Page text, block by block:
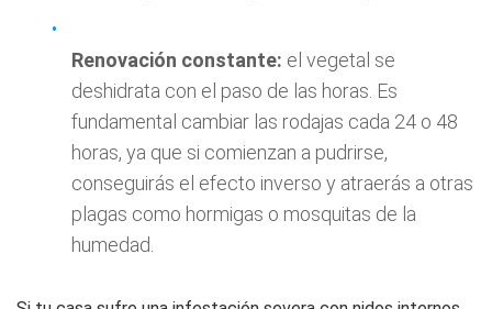
Renovación constante: el vegetal se
deshidrata con el paso de las horas. Es
fundamental cambiar las rodajas cada 24 o 48
horas, ya que si comienzan a pudrirse,
conseguirás el efecto inverso y atraerás a otras
plagas como hormigas o mosquitas de la
humedad.